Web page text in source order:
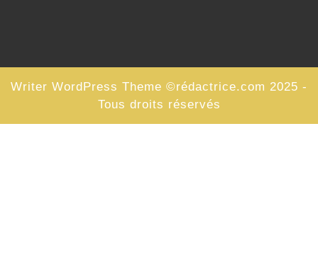
Writer WordPress Theme ©rédactrice.com 2025 -
Tous droits réservés